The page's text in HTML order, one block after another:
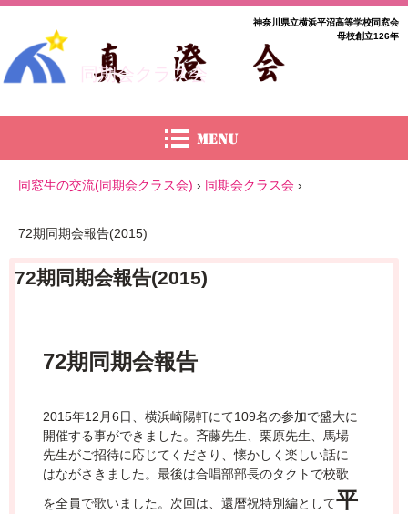
同期会クラス会
神奈川県立横浜平沼高等学校同窓会
母校創立126年
同窓生の交流(同期会クラス会) › 同期会クラス会 ›
72期同期会報告(2015)
72期同期会報告(2015)
72期同期会報告
2015年12月6日、横浜崎陽軒にて109名の参加で盛大に
開催する事ができました。斉藤先生、栗原先生、馬場
先生がご招待に応じてくださり、懐かしく楽しい話に
はながさきました。最後は合唱部部長のタクトで校歌
を全員で歌いました。次回は、還暦祝特別編として平